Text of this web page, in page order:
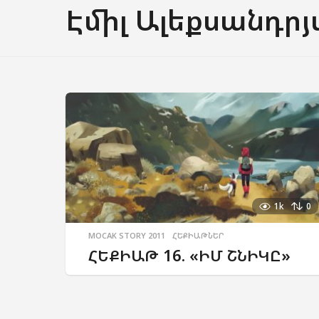
Էմիլ
1k 0
MOCAK STORY 2011 ,ՀԵՔԻԱԹՆԵՐ
ՀԵՔԻԱԹ 16. «ԻՄ ՇՆԻԿԸ»